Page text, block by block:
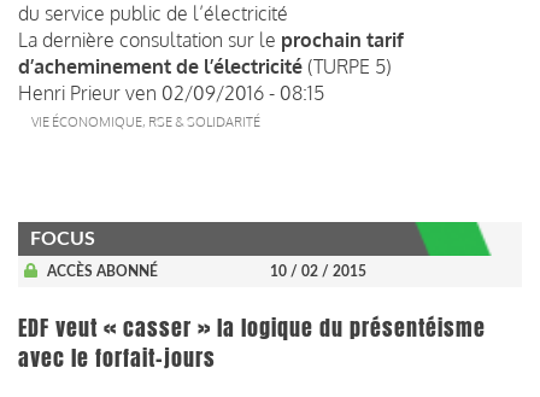
du service public de l’électricité
La dernière consultation sur le prochain tarif
d’acheminement de l’électricité (TURPE 5)
Henri Prieur ven 02/09/2016 - 08:15
VIE ÉCONOMIQUE, RSE & SOLIDARITÉ
FOCUS
ACCÈS ABONNÉ 10 / 02 / 2015
EDF veut « casser » la logique du présentéisme
avec le forfait-jours